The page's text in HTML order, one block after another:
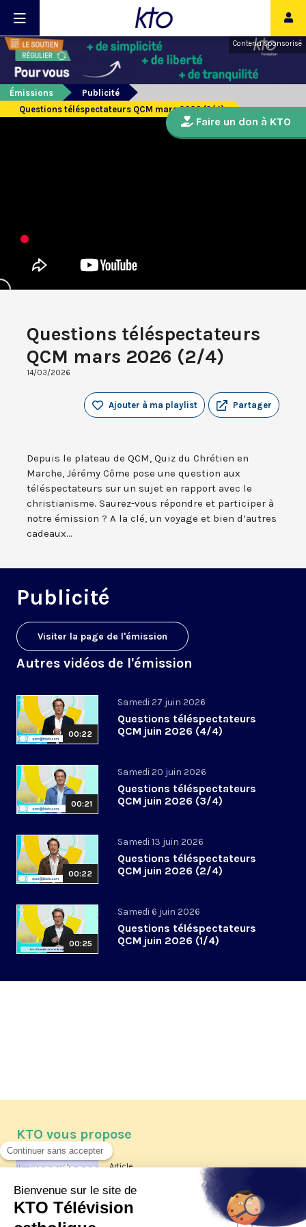
Contenu sponsorisé
Émissions
Publicité
Questions téléspectateurs QCM mars 2026 (2/4)
Questions téléspectateurs
QCM mars 2026 (2/4)
14/03/2026
Partager
Ajouter à ma playlist
Depuis le plateau de QCM, Quiz du Chrétien en
Marche, Jérémy Côme pose une question aux
téléspectateurs sur un sujet en rapport avec le
christianisme. Saurez-vous répondre et participer à
notre émission ? A la clé, un voyage et bien d’autres
cadeaux...
Publicité
Visiter la page de l'émission
Autres vidéos de l'émission
00:22
Samedi 27 juin 2026
Questions téléspectateurs
QCM juin 2026 (4/4)
00:21
Samedi 20 juin 2026
Questions téléspectateurs
QCM juin 2026 (3/4)
00:22
Samedi 13 juin 2026
Questions téléspectateurs
QCM juin 2026 (2/4)
00:25
Samedi 6 juin 2026
Questions téléspectateurs
QCM juin 2026 (1/4)
Faire un don à KTO
KTO vous propose
Article
Les reportages d'été 2026 de KTO